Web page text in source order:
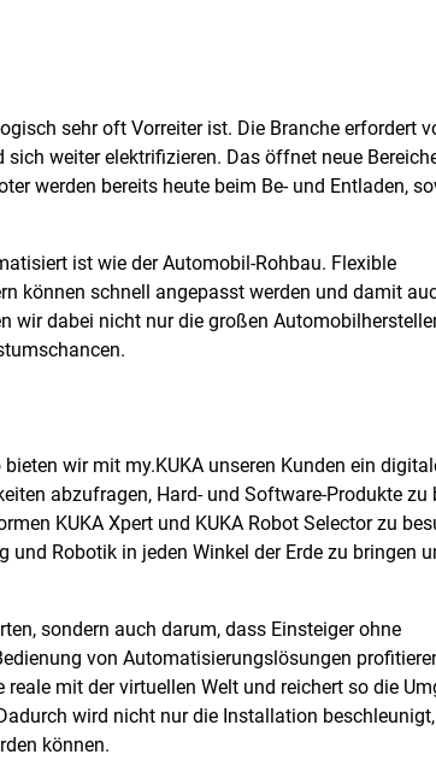
sehr oft Vorreiter ist. Die Branche erfordert
weiter elektrifizieren. Das öffnet neue
werden bereits heute beim Be- und Entladen,
ist wie der Automobil-Rohbau. Flexible
können schnell angepasst werden und damit
wir dabei nicht nur die großen
wir mit my.KUKA unseren Kunden ein
abzufragen, Hard- und Software-Produkte zu
KUKA Xpert und KUKA Robot Selector zu
Robotik in jeden Winkel der Erde zu bringen
sondern auch darum, dass Einsteiger ohne
von Automatisierungslösungen
mit der virtuellen Welt und reichert so die
wird nicht nur die Installation
können.